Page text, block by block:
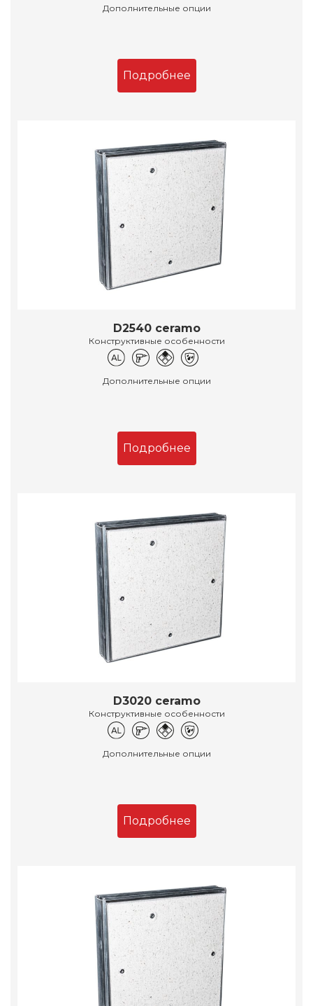
Дополнительные опции
Подробнее
D2540 ceramo
Конструктивные особенности
Дополнительные опции
Подробнее
D3020 ceramo
Конструктивные особенности
Дополнительные опции
Подробнее